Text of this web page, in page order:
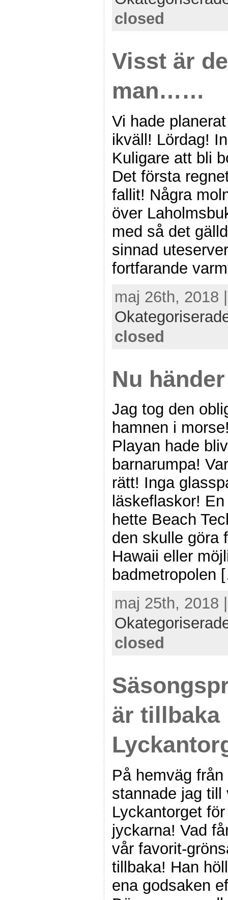
closed
Visst är
man……
Vi hade
ikväll! Lördag!
Kuligare att bli
Det första
fallit! Några
över
med så det
sinnad
fortfarande
maj 26th, 2018
closed
Nu
Jag tog den
hamnen i
Playan hade
barnarumpa!
rätt! Inga
läskeflaskor!
hette Beach
den skulle göra
Hawaii eller
badmetropolen
maj 25th, 2018
closed
är tillbaka
På hemväg
stannade jag till
Lyckantorget
jyckarna! Vad
vår favorit-
tillbaka! Han
ena godsaken